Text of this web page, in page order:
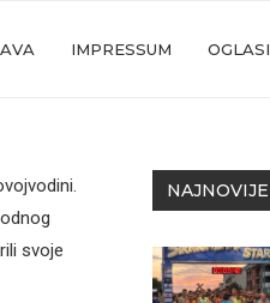
IMPRESSUM OGLASI
svoje
NAJNOVIJE